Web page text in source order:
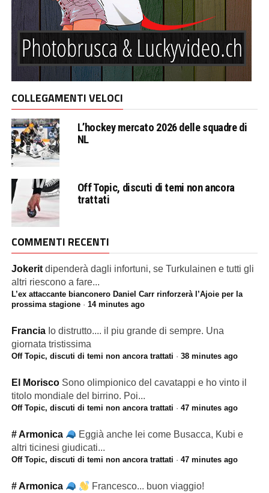
COLLEGAMENTI VELOCI
L’hockey mercato 2026 delle squadre di
NL
Off Topic, discuti di temi non ancora
trattati
COMMENTI RECENTI
Jokerit dipenderà dagli infortuni, se Turkulainen e tutti gli
altri riescono a fare...
L’ex attaccante bianconero Daniel Carr rinforzerà l’Ajoie per la
prossima stagione· 14 minutes ago
Francia Io distrutto.... il piu grande di sempre. Una
giornata tristissima
Off Topic, discuti di temi non ancora trattati · 38 minutes ago
El Morisco Sono olimpionico del cavatappi e ho vinto il
titolo mondiale del birrino. Poi...
Off Topic, discuti di temi non ancora trattati · 47 minutes ago
# Armonica
Eggià anche lei come Busacca, Kubi e
altri ticinesi giudicati...
Off Topic, discuti di temi non ancora trattati · 47 minutes ago
# Armonica Francesco... buon viaggio!